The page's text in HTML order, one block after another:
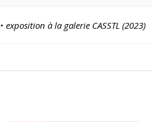
• exposition à la galerie CASSTL (2023)